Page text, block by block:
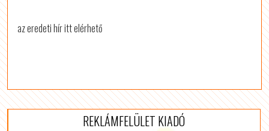
az eredeti hír itt elérhető
REKLÁMFELÜLET KIADÓ